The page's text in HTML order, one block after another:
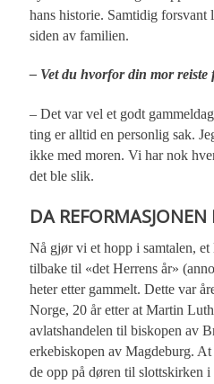
hans historie. Samtidig forsvant
siden av familien.
– Vet du hvorfor din mor reiste
– Det var vel et godt
ting er alltid en personlig sak.
ikke med moren. Vi har nok
det ble slik.
DA
Nå gjør vi et hopp i samtalen,
tilbake til «det Herrens år»
heter etter gammelt. Dette var
Norge, 20 år etter at Martin
avlatshandelen til biskopen av
erkebiskopen av Magdeburg.
de opp på døren til slottskirken